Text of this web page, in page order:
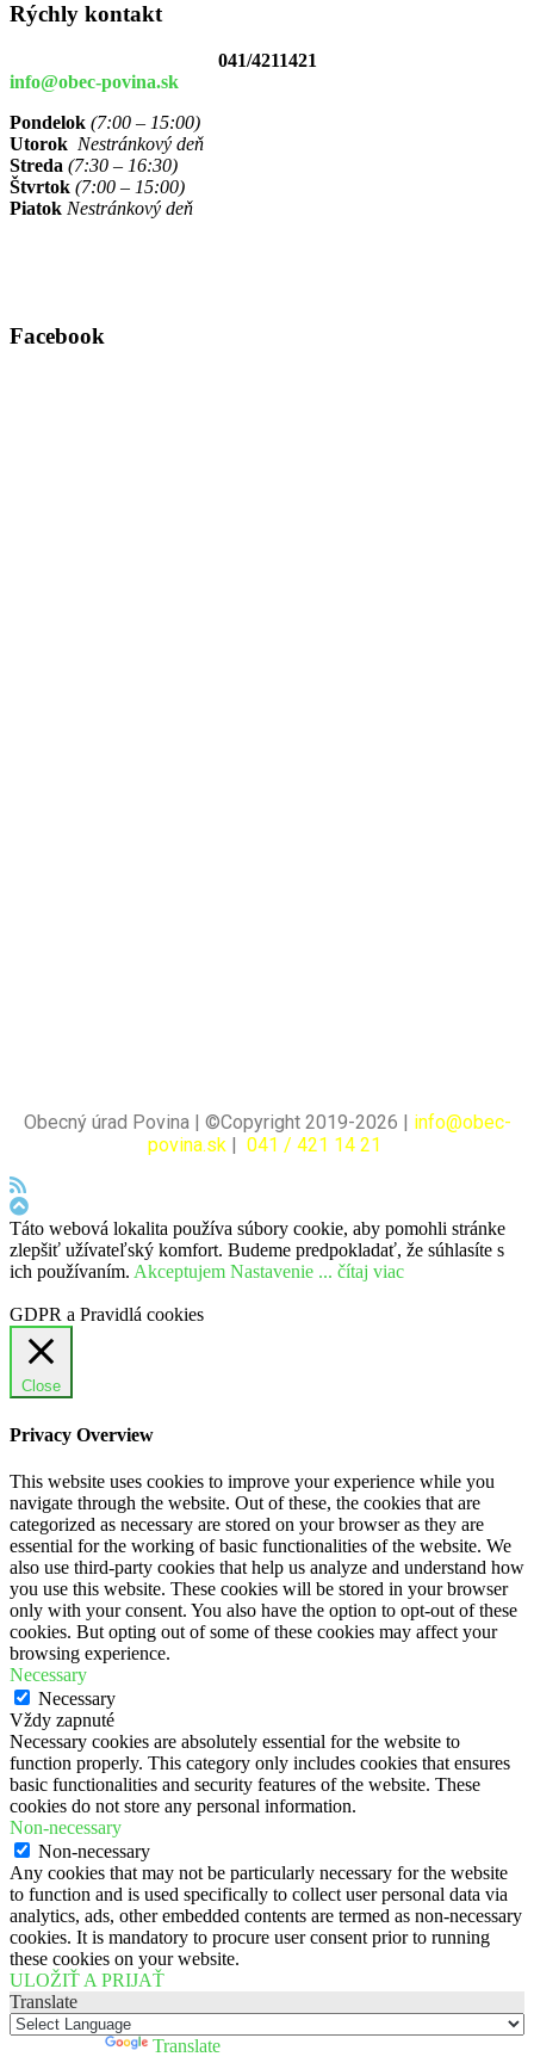
Rýchly kontakt
041/4211421
info@obec-povina.sk
Pondelok (7:00 – 15:00)
Utorok Nestránkový deň
Streda (7:30 – 16:30)
Štvrtok (7:00 – 15:00)
Piatok Nestránkový deň
Facebook
Obecný úrad Povina | ©Copyright 2019-2026 | info@obec-
povina.sk
041 / 421 14 21
Táto webová lokalita používa súbory cookie, aby pomohli stránke
zlepšiť užívateľský komfort. Budeme predpokladať, že súhlasíte s
ich používaním. Akceptujem Nastavenie ... čítaj viac
GDPR a Pravidlá cookies
Close
Privacy Overview
This website uses cookies to improve your experience while you
navigate through the website. Out of these, the cookies that are
categorized as necessary are stored on your browser as they are
essential for the working of basic functionalities of the website. We
also use third-party cookies that help us analyze and understand how
you use this website. These cookies will be stored in your browser
only with your consent. You also have the option to opt-out of these
cookies. But opting out of some of these cookies may affect your
browsing experience.
Necessary
Necessary
Vždy zapnuté
Necessary cookies are absolutely essential for the website to
function properly. This category only includes cookies that ensures
basic functionalities and security features of the website. These
cookies do not store any personal information.
Non-necessary
Non-necessary
Any cookies that may not be particularly necessary for the website
to function and is used specifically to collect user personal data via
analytics, ads, other embedded contents are termed as non-necessary
cookies. It is mandatory to procure user consent prior to running
these cookies on your website.
ULOŽIŤ A PRIJAŤ
Translate
Translate